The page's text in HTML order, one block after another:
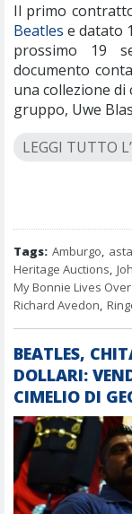
Il primo
Beatles e datato
prossimo 19
documento
una collezione di
gruppo, Uwe
LEGGI TUTTO
Tags: Amburgo, asta
Heritage Auctions,
My Bonnie Lives
Richard Avedon,
BEATLES,
DOLLARI:
CIMELIO DI